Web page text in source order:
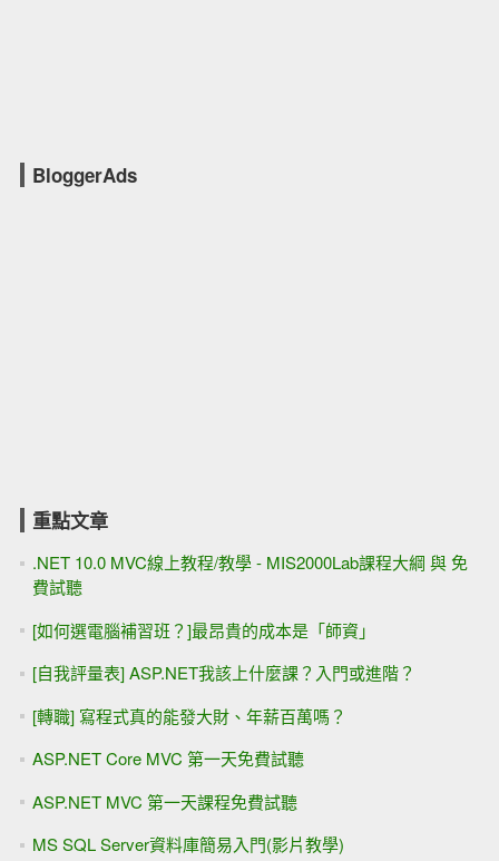
BloggerAds
重點文章
.NET 10.0 MVC線上教程/教學 - MIS2000Lab課程大綱 與 免
費試聽
[如何選電腦補習班？]最昂貴的成本是「師資」
[自我評量表] ASP.NET我該上什麼課？入門或進階？
[轉職] 寫程式真的能發大財、年薪百萬嗎？
ASP.NET Core MVC 第一天免費試聽
ASP.NET MVC 第一天課程免費試聽
MS SQL Server資料庫簡易入門(影片教學)